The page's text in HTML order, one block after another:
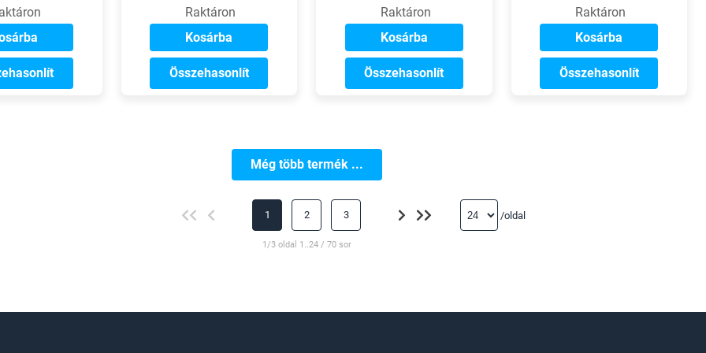
Raktáron
Kosárba
Összehasonlít
Raktáron
Kosárba
Összehasonlít
Raktáron
Kosárba
Összehasonlít
Még több termék ...
1 2 3
1/3 oldal 1..24 / 70 sor
/oldal